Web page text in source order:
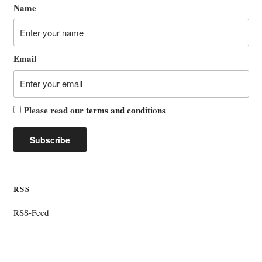
Name
Email
Please read ourterms and conditions
RSS
RSS-Feed